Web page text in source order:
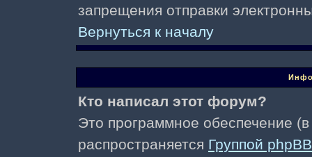
запрещения отправки
Вернуться к началу
Кто написал этот форум?
Это программное обеспечение
распространяется Группой phpBB